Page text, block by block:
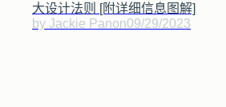
大设计法则 [附详细信息图解]
by Jackie Panon09/29/2023